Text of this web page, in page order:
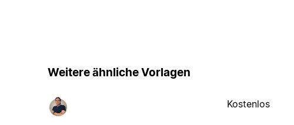
Weitere ähnliche Vorlagen
Kostenlos